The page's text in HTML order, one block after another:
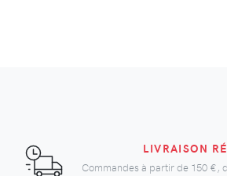
LIVRAISON
Commandes à partir de 150 €,